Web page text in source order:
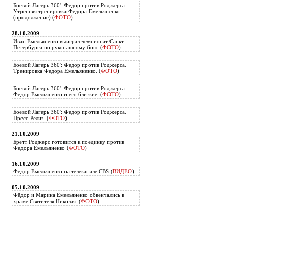
Боевой Лагерь 360': Федор против Роджерса.
Утренняя тренировка Федора Емельяненко
(продолжение) (ФОТО)
28.10.2009
Иван Емельяненко выиграл чемпионат Санкт-
Петербурга по рукопашному бою. (ФОТО)
Боевой Лагерь 360': Федор против Роджерса.
Тренировка Федора Емельяненко. (ФОТО)
Боевой Лагерь 360': Федор против Роджерса.
Федор Емельяненко и его близкие. (ФОТО)
Боевой Лагерь 360': Федор против Роджерса.
Пресс-Релиз. (ФОТО)
21.10.2009
Бретт Роджерс готовится к поединку против
Федора Емельяненко (ФОТО)
16.10.2009
Федор Емельяненко на телеканале CBS (ВИДЕО)
05.10.2009
Фёдор и Марина Емельяненко обвенчались в
храме Святителя Николая. (ФОТО)